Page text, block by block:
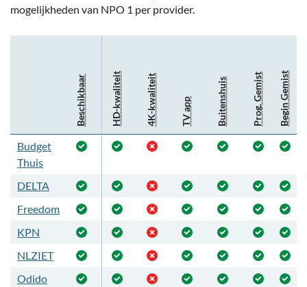
mogelijkheden van NPO 1 per provider.
Beschikbaar HD-kwaliteit 4K-kwaliteit TV app Buitenshuis Prog. Gemist Begin Gemist
Budget
Thuis
DELTA
Freedom
KPN
NLZIET
Odido